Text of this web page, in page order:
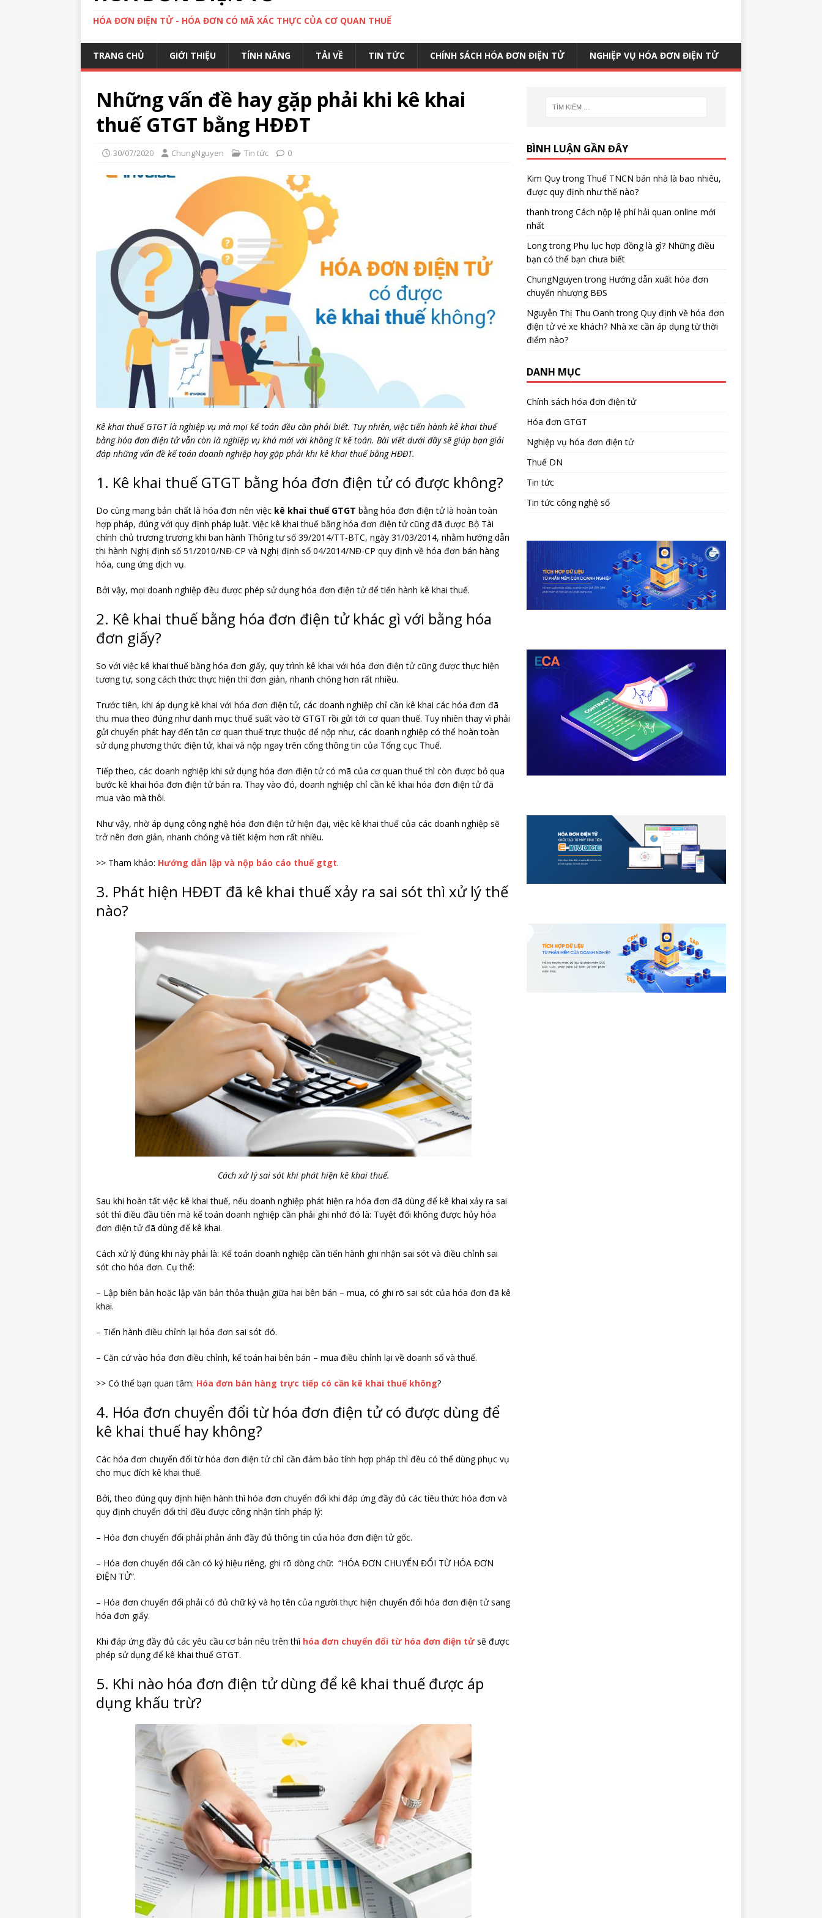
HÓA ĐƠN ĐIỆN TỬ - HÓA ĐƠN CÓ MÃ XÁC THỰC CỦA CƠ QUAN THUẾ
TRANG CHỦ GIỚI THIỆU TÍNH NĂNG TẢI VỀ TIN TỨC CHÍNH SÁCH HÓA ĐƠN ĐIỆN TỬ NGHIỆP VỤ HÓA ĐƠN ĐIỆN TỬ
Những vấn đề hay gặp phải khi kê khai
thuế GTGT bằng HĐĐT
30/07/2020 ChungNguyen Tin tức 0
Kê khai thuế GTGT là nghiệp vụ mà mọi kế toán đều cần phải biết. Tuy nhiên, việc tiến hành kê khai thuế
bằng hóa đơn điện tử vẫn còn là nghiệp vụ khá mới với không ít kế toán. Bài viết dưới đây sẽ giúp bạn giải
đáp những vấn đề kế toán doanh nghiệp hay gặp phải khi kê khai thuế bằng HĐĐT.
1. Kê khai thuế GTGT bằng hóa đơn điện tử có được không?
Do cùng mang bản chất là hóa đơn nên việc kê khai thuế GTGT bằng hóa đơn điện tử là hoàn toàn
hợp pháp, đúng với quy định pháp luật. Việc kê khai thuế bằng hóa đơn điện tử cũng đã được Bộ Tài
chính chủ trương trương khi ban hành Thông tư số 39/2014/TT-BTC, ngày 31/03/2014, nhằm hướng dẫn
thi hành Nghị định số 51/2010/NĐ-CP và Nghị định số 04/2014/NĐ-CP quy định về hóa đơn bán hàng
hóa, cung ứng dịch vụ.
Bởi vậy, mọi doanh nghiệp đều được phép sử dụng hóa đơn điện tử để tiến hành kê khai thuế.
2. Kê khai thuế bằng hóa đơn điện tử khác gì với bằng hóa
đơn giấy?
So với việc kê khai thuế bằng hóa đơn giấy, quy trình kê khai với hóa đơn điện tử cũng được thực hiện
tương tự, song cách thức thực hiện thì đơn giản, nhanh chóng hơn rất nhiều.
Trước tiên, khi áp dụng kê khai với hóa đơn điện tử, các doanh nghiệp chỉ cần kê khai các hóa đơn đã
thu mua theo đúng như danh mục thuế suất vào tờ GTGT rồi gửi tới cơ quan thuế. Tuy nhiên thay vì phải
gửi chuyển phát hay đến tận cơ quan thuế trực thuộc để nộp như, các doanh nghiệp có thể hoàn toàn
sử dụng phương thức điện tử, khai và nộp ngay trên cổng thông tin của Tổng cục Thuế.
Tiếp theo, các doanh nghiệp khi sử dụng hóa đơn điện tử có mã của cơ quan thuế thì còn được bỏ qua
bước kê khai hóa đơn điện tử bán ra. Thay vào đó, doanh nghiệp chỉ cần kê khai hóa đơn điện tử đã
mua vào mà thôi.
Như vậy, nhờ áp dụng công nghệ hóa đơn điện tử hiện đại, việc kê khai thuế của các doanh nghiệp sẽ
trở nên đơn giản, nhanh chóng và tiết kiệm hơn rất nhiều.
>> Tham khảo: Hướng dẫn lập và nộp báo cáo thuế gtgt.
3. Phát hiện HĐĐT đã kê khai thuế xảy ra sai sót thì xử lý thế
nào?
Cách xử lý sai sót khi phát hiện kê khai thuế.
Sau khi hoàn tất việc kê khai thuế, nếu doanh nghiệp phát hiện ra hóa đơn đã dùng để kê khai xảy ra sai
sót thì điều đầu tiên mà kế toán doanh nghiệp cần phải ghi nhớ đó là: Tuyệt đối không được hủy hóa
đơn điện tử đã dùng để kê khai.
Cách xử lý đúng khi này phải là: Kế toán doanh nghiệp cần tiến hành ghi nhận sai sót và điều chỉnh sai
sót cho hóa đơn. Cụ thể:
– Lập biên bản hoặc lập văn bản thỏa thuận giữa hai bên bán – mua, có ghi rõ sai sót của hóa đơn đã kê
khai.
– Tiến hành điều chỉnh lại hóa đơn sai sót đó.
– Căn cứ vào hóa đơn điều chỉnh, kế toán hai bên bán – mua điều chỉnh lại về doanh số và thuế.
>> Có thể bạn quan tâm: Hóa đơn bán hàng trực tiếp có cần kê khai thuế không?
4. Hóa đơn chuyển đổi từ hóa đơn điện tử có được dùng để
kê khai thuế hay không?
Các hóa đơn chuyển đổi từ hóa đơn điện tử chỉ cần đảm bảo tính hợp pháp thì đều có thể dùng phục vụ
cho mục đích kê khai thuế.
Bởi, theo đúng quy định hiện hành thì hóa đơn chuyển đổi khi đáp ứng đầy đủ các tiêu thức hóa đơn và
quy định chuyển đổi thì đều được công nhận tính pháp lý:
– Hóa đơn chuyển đổi phải phản ánh đầy đủ thông tin của hóa đơn điện tử gốc.
– Hóa đơn chuyển đổi cần có ký hiệu riêng, ghi rõ dòng chữ: “HÓA ĐƠN CHUYỂN ĐỔI TỪ HÓA ĐƠN
ĐIỆN TỬ”.
– Hóa đơn chuyển đổi phải có đủ chữ ký và họ tên của người thực hiện chuyển đổi hóa đơn điện tử sang
hóa đơn giấy.
Khi đáp ứng đầy đủ các yêu cầu cơ bản nêu trên thì hóa đơn chuyển đổi từ hóa đơn điện tửsẽ được
phép sử dụng để kê khai thuế GTGT.
5. Khi nào hóa đơn điện tử dùng để kê khai thuế được áp
dụng khấu trừ?
BÌNH LUẬN GẦN ĐÂY
Kim Quytrong Thuế TNCN bán nhà là bao nhiêu,
được quy định như thế nào?
thanh trongCách nộp lệ phí hải quan online mới
nhất
Longtrong Phụ lục hợp đồng là gì? Những điều
bạn có thể bạn chưa biết
ChungNguyen trong Hướng dẫn xuất hóa đơn
chuyển nhượng BĐS
Nguyễn Thị Thu Oanh trongQuy định về hóa đơn
điện tử vé xe khách? Nhà xe cần áp dụng từ thời
điểm nào?
DANH MỤC
Chính sách hóa đơn điện tử
Hóa đơn GTGT
Nghiệp vụ hóa đơn điện tử
Thuế DN
Tin tức
Tin tức công nghệ số